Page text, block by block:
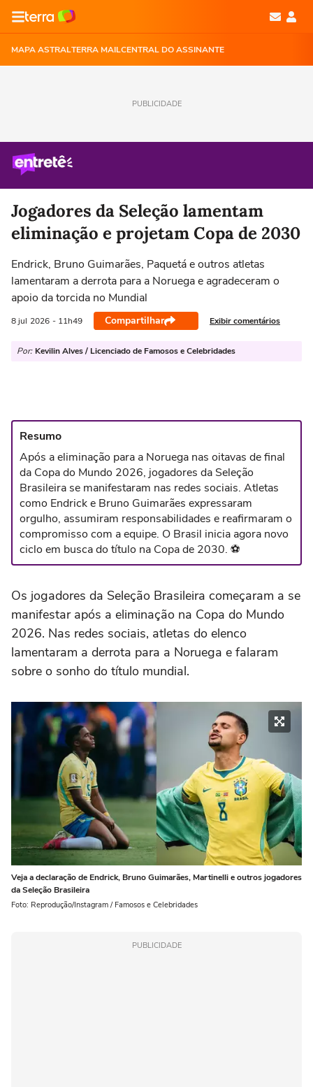
MAPA ASTRALTERRA MAILCENTRAL DO ASSINANTE
PUBLICIDADE
Jogadores da Seleção lamentam
eliminação e projetam Copa de 2030
Endrick, Bruno Guimarães, Paquetá e outros atletas
lamentaram a derrota para a Noruega e agradeceram o
apoio da torcida no Mundial
8 jul 2026 - 11h49 Compartilhar Exibir comentários
Por: Kevilin Alves / Licenciado de Famosos e Celebridades
Resumo
Após a eliminação para a Noruega nas oitavas de final
da Copa do Mundo 2026, jogadores da Seleção
Brasileira se manifestaram nas redes sociais. Atletas
como Endrick e Bruno Guimarães expressaram
orgulho, assumiram responsabilidades e reafirmaram o
compromisso com a equipe. O Brasil inicia agora novo
ciclo em busca do título na Copa de 2030. ⚽
Os jogadores da Seleção Brasileira começaram a se
manifestar após a eliminação na Copa do Mundo
2026. Nas redes sociais, atletas do elenco
lamentaram a derrota para a Noruega e falaram
sobre o sonho do título mundial.
Veja a declaração de Endrick, Bruno Guimarães, Martinelli e outros jogadores
da Seleção Brasileira
Foto: Reprodução/Instagram / Famosos e Celebridades
PUBLICIDADE